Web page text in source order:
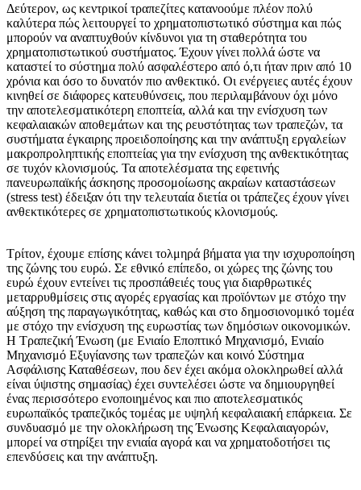
Δεύτερον, ως κεντρικοί τραπεζίτες κατανοούμε πλέον πολύ
καλύτερα πώς λειτουργεί το χρηματοπιστωτικό σύστημα και πώς
μπορούν να αναπτυχθούν κίνδυνοι για τη σταθερότητα του
χρηματοπιστωτικού συστήματος. Έχουν γίνει πολλά ώστε να
καταστεί το σύστημα πολύ ασφαλέστερο από ό,τι ήταν πριν από 10
χρόνια και όσο το δυνατόν πιο ανθεκτικό. Οι ενέργειες αυτές έχουν
κινηθεί σε διάφορες κατευθύνσεις, που περιλαμβάνουν όχι μόνο
την αποτελεσματικότερη εποπτεία, αλλά και την ενίσχυση των
κεφαλαιακών αποθεμάτων και της ρευστότητας των τραπεζών, τα
συστήματα έγκαιρης προειδοποίησης και την ανάπτυξη εργαλείων
μακροπροληπτικής εποπτείας για την ενίσχυση της ανθεκτικότητας
σε τυχόν κλονισμούς. Τα αποτελέσματα της εφετινής
πανευρωπαϊκής άσκησης προσομοίωσης ακραίων καταστάσεων
(stress test) έδειξαν ότι την τελευταία διετία οι τράπεζες έχουν γίνει
ανθεκτικότερες σε χρηματοπιστωτικούς κλονισμούς.
Τρίτον, έχουμε επίσης κάνει τολμηρά βήματα για την ισχυροποίηση
της ζώνης του ευρώ. Σε εθνικό επίπεδο, οι χώρες της ζώνης του
ευρώ έχουν εντείνει τις προσπάθειές τους για διαρθρωτικές
μεταρρυθμίσεις στις αγορές εργασίας και προϊόντων με στόχο την
αύξηση της παραγωγικότητας, καθώς και στο δημοσιονομικό τομέα
με στόχο την ενίσχυση της ευρωστίας των δημόσιων οικονομικών.
Η Τραπεζική Ένωση (με Ενιαίο Εποπτικό Μηχανισμό, Ενιαίο
Μηχανισμό Εξυγίανσης των τραπεζών και κοινό Σύστημα
Ασφάλισης Καταθέσεων, που δεν έχει ακόμα ολοκληρωθεί αλλά
είναι ύψιστης σημασίας) έχει συντελέσει ώστε να δημιουργηθεί
ένας περισσότερο ενοποιημένος και πιο αποτελεσματικός
ευρωπαϊκός τραπεζικός τομέας με υψηλή κεφαλαιακή επάρκεια. Σε
συνδυασμό με την ολοκλήρωση της Ένωσης Κεφαλαιαγορών,
μπορεί να στηρίξει την ενιαία αγορά και να χρηματοδοτήσει τις
επενδύσεις και την ανάπτυξη.